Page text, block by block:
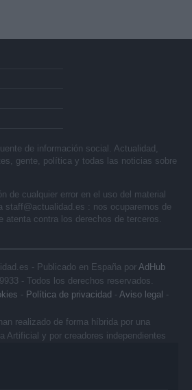
de información social. Actualidad,
gente, política y todas las noticias sobre
de cualquier error en el uso del material
staff@actualidad.es : nos ocuparemos de
atenta contra los derechos de terceros.
- Publicado en España por AdHub
- Todos los derechos reservados.
- Política de privacidad - Aviso legal -
realizado de forma híbrida por una
Artificial y por creadores independientes